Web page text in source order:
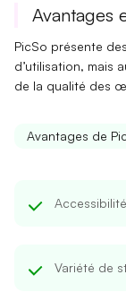
Avantages
PicSo présente des
d’utilisation, mais
de la qualité des
Avantages de
Accessibilité
Variété de